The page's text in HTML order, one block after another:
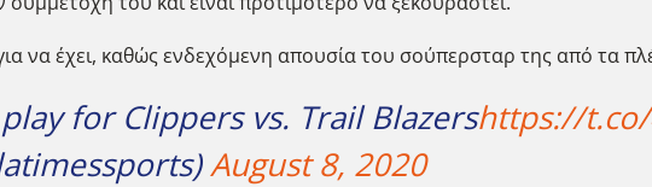
να έχει, καθώς ενδεχόμενη απουσία του σούπερσταρ της από τα
for Clippers vs. Trail Blazershttps://
August 8, 2020